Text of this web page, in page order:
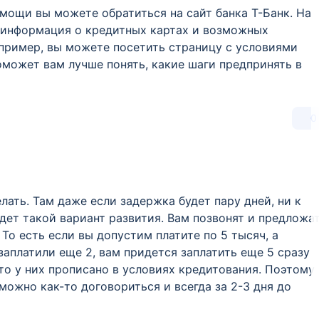
вы можете обратиться на сайт банка Т-Банк. На
о кредитных картах и возможных
вы можете посетить страницу с условиями
вам лучше понять, какие шаги предпринять в
0
Там даже если задержка будет пару дней, ни к
такой вариант развития. Вам позвонят и
есть если вы допустим платите по 5 тысяч, а
еще 2, вам придется заплатить еще 5 сразу
у них прописано в условиях кредитования. Поэтому
как-то договориться и всегда за 2-3 дня до